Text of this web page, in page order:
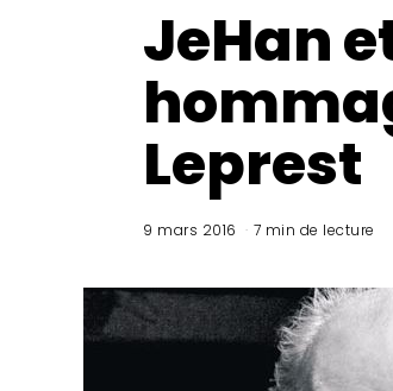
JeHan
Leprest
9 mars 2016 7 min de lecture